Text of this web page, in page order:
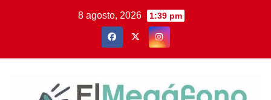
8 agosto, 2026 1:39 pm